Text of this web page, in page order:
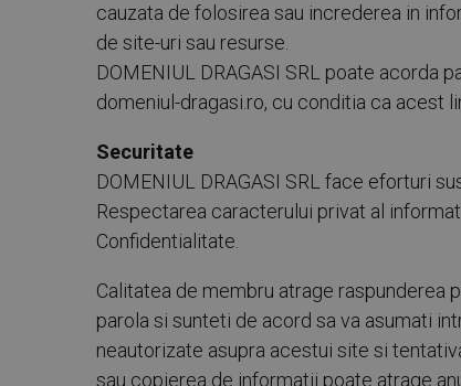
cauzata de folosirea sau increderea in
de site-uri sau resurse.
DOMENIUL DRAGASI SRL poate acorda
domeniul-dragasi.ro, cu conditia ca acest
Securitate
DOMENIUL DRAGASI SRL face eforturi
Respectarea caracterului privat al
Confidentialitate.
Calitatea de membru atrage raspunderea
parola si sunteti de acord sa va asumati
neautorizate asupra acestui site si
sau copierea de informatii poate atrage